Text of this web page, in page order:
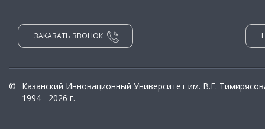
ЗАКАЗАТЬ ЗВОНОК
©
Казанский Инновационный Университет им. В.Г.
1994 - 2026 г.